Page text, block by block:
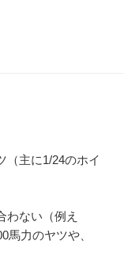
（主に1/24のホイ
わない（例え
馬力のヤツや、